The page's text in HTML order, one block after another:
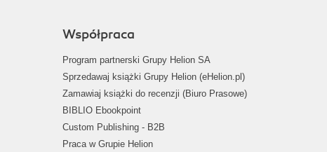
Współpraca
Program partnerski Grupy Helion SA
Sprzedawaj książki Grupy Helion (eHelion.pl)
Zamawiaj książki do recenzji (Biuro Prasowe)
BIBLIO Ebookpoint
Custom Publishing - B2B
Praca w Grupie Helion